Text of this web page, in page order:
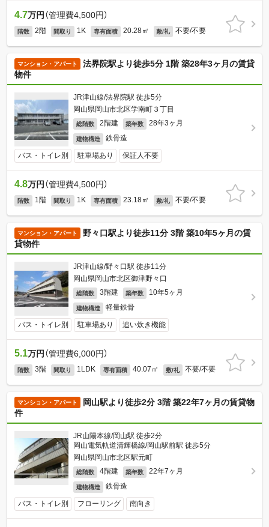
4.7万円 （管理費4,500円）
階数 2階 間取り 1K 専有面積 20.28㎡ 敷/礼 不要/不要
マンション・アパート
法界院駅より徒歩5分 1階 築28年3ヶ月の賃貸
物件
JR津山線/法界院駅 徒歩5分
岡山県岡山市北区学南町３丁目
総階数 2階建 築年数 28年3ヶ月
建物構造 鉄骨造
バス・トイレ別 駐車場あり 保証人不要
4.8万円 （管理費4,500円）
階数 1階 間取り 1K 専有面積 23.18㎡ 敷/礼 不要/不要
マンション・アパート
野々口駅より徒歩11分 3階 築10年5ヶ月の賃
貸物件
JR津山線/野々口駅 徒歩11分
岡山県岡山市北区御津野々口
総階数 3階建 築年数 10年5ヶ月
建物構造 軽量鉄骨
バス・トイレ別 駐車場あり 追い炊き機能
5.1万円 （管理費6,000円）
階数 3階 間取り 1LDK 専有面積 40.07㎡ 敷/礼 不要/不要
マンション・アパート
岡山駅より徒歩2分 3階 築22年7ヶ月の賃貸物
件
JR山陽本線/岡山駅 徒歩2分
岡山電気軌道清輝橋線/岡山駅前駅 徒歩5分
岡山県岡山市北区駅元町
総階数 4階建 築年数 22年7ヶ月
建物構造 鉄骨造
バス・トイレ別 フローリング 南向き